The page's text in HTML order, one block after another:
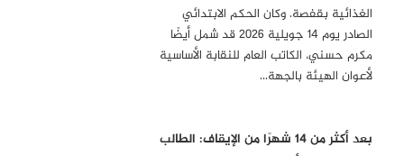
الغذائية بقفصة. وكان الحكم الابتدائي
الصادر يوم 14 جويلية 2026 قد شمل أيضًا
مكرم حسني، الكاتب العام للنقابة الأساسية
لأعوان الهيئة بالجهة…
بعد أكثر من 14 شهرًا من الإيقاف: الطالب